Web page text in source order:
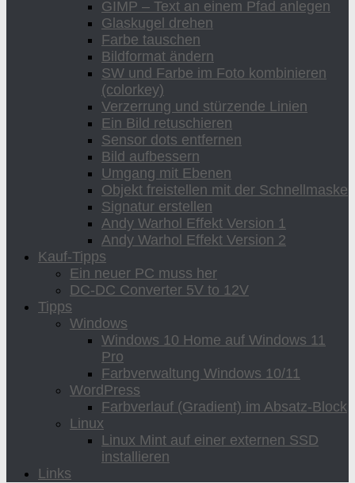
GIMP – Text an einem Pfad anlegen
Glaskugel drehen
Farbe tauschen
Bildformat ändern
SW und Farbe im Foto kombinieren
(colorkey)
Verzerrung und stürzende Linien
Ein Bild retuschieren
Sensor dots entfernen
Bild aufbessern
Umgang mit Ebenen
Objekt freistellen mit der Schnellmaske
Signatur erstellen
Andy Warhol Effekt Version 1
Andy Warhol Effekt Version 2
Kauf-Tipps
Ein neuer PC muss her
DC-DC Converter 5V to 12V
Tipps
Windows
Windows 10 Home auf Windows 11
Pro
Farbverwaltung Windows 10/11
WordPress
Farbverlauf (Gradient) im Absatz-Block
Linux
Linux Mint auf einer externen SSD
installieren
Links